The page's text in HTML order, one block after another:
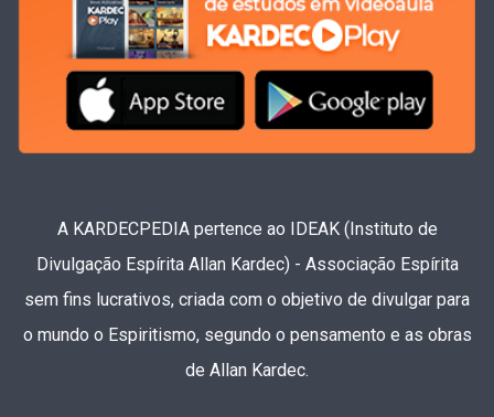
A KARDECPEDIA pertence ao IDEAK (Instituto de
Divulgação Espírita Allan Kardec) - Associação Espírita
sem fins lucrativos, criada com o objetivo de divulgar para
o mundo o Espiritismo, segundo o pensamento e as obras
de Allan Kardec.